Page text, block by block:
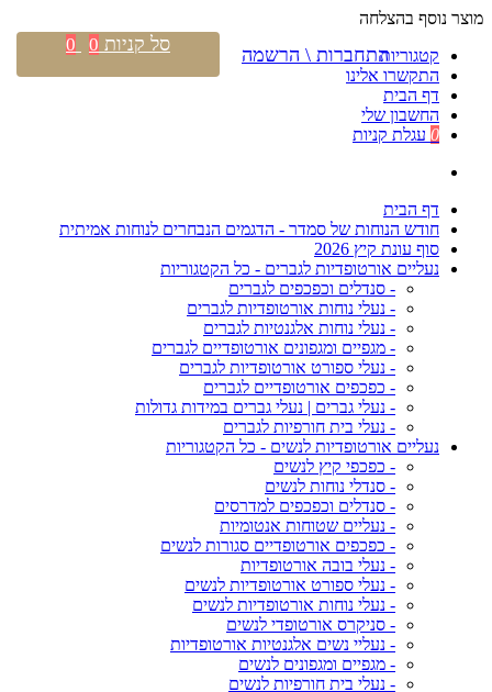
מוצר נוסף בהצלחה
קטגוריות
התקשרו אלינו
דף הבית
החשבון שלי
0 עגלת קניות
דף הבית
חודש הנוחות של סמדר - הדגמים הנבחרים לנוחות אמיתית
סוף עונת קיץ 2026
נעליים אורטופדיות לגברים - כל הקטגוריות
- סנדלים וכפכפים לגברים
- נעלי נוחות אורטופדיות לגברים
- נעלי נוחות אלגנטיות לגברים
- מגפיים ומגפונים אורטופדיים לגברים
- נעלי ספורט אורטופדיות לגברים
- כפכפים אורטופדיים לגברים
- נעלי גברים | נעלי גברים במידות גדולות
- נעלי בית חורפיות לגברים
נעליים אורטופדיות לנשים - כל הקטגוריות
- כפכפי קיץ לנשים
- סנדלי נוחות לנשים
- סנדלים וכפכפים למדרסים
- נעליים שטוחות אנטומיות
- כפכפים אורטופדיים סגורות לנשים
- נעלי בובה אורטופדיות
- נעלי ספורט אורטופדיות לנשים
- נעלי נוחות אורטופדיות לנשים
- סניקרס אורטופדי לנשים
- נעליי נשים אלגנטיות אורטופדיות
- מגפיים ומגפונים לנשים
- נעלי בית חורפיות לנשים
התחברות \ הרשמה סל קניות 0
0